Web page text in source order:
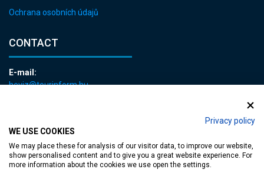
Privacy policy
WE USE COOKIES
We may place these for analysis of our visitor data, to improve our website,
show personalised content and to give you a great website experience. For
more information about the cookies we use open the settings.
Ochrana osobních údajů
CONTACT
E-mail:
heviz@tourinform.hu